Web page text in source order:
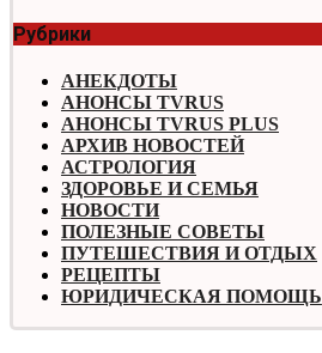
Рубрики
АНЕКДОТЫ
АНОНСЫ TVRUS
АНОНСЫ TVRUS PLUS
АРХИВ НОВОСТЕЙ
АСТРОЛОГИЯ
ЗДОРОВЬЕ И СЕМЬЯ
НОВОСТИ
ПОЛЕЗНЫЕ СОВЕТЫ
ПУТЕШЕСТВИЯ И ОТДЫХ
РЕЦЕПТЫ
ЮРИДИЧЕСКАЯ ПОМОЩЬ